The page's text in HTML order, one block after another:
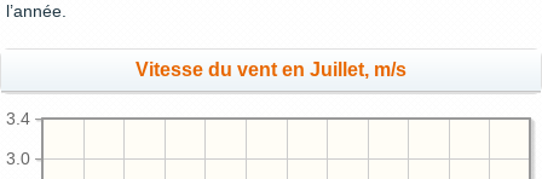
l’année.
Vitesse du vent en Juillet, m/s
3.0
3.4